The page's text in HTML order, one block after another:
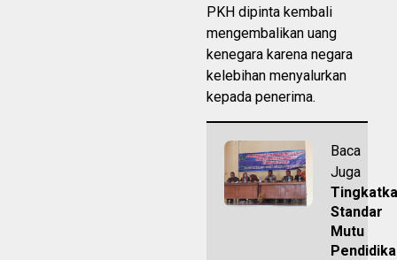
PKH dipinta kembali
mengembalikan uang
kenegara karena negara
kelebihan menyalurkan
kepada penerima.
Baca
Juga
Standar
Mutu